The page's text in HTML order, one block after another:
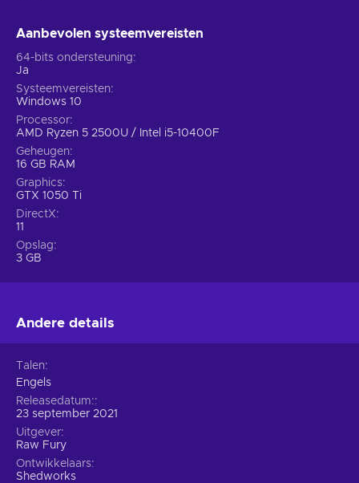
• Cheap Sable price.
Aanbevolen systeemvereisten
64-bits ondersteuning
Ja
Systeemvereisten
Windows 10
Processor
AMD Ryzen 5 2500U / Intel i5-10400F
Geheugen
16 GB RAM
Graphics
GTX 1050 Ti
DirectX
11
Opslag
3 GB
Andere details
Talen
Engels
Releasedatum:
23 september 2021
Uitgever
Raw Fury
Ontwikkelaars
Shedworks